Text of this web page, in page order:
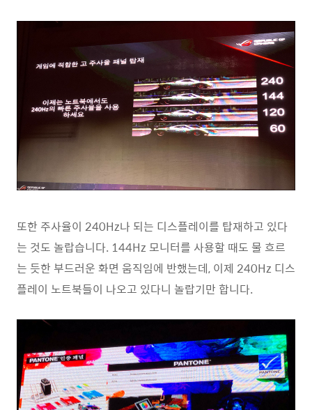
또한 주사율이 240Hz나 되는 디스플레이를 탑재하고 있다
는 것도 놀랍습니다. 144Hz 모니터를 사용할 때도 물 흐르
는 듯한 부드러운 화면 움직임에 반했는데, 이제 240Hz 디스
플레이 노트북들이 나오고 있다니 놀랍기만 합니다.